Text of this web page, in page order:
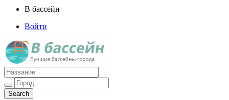
В бассейн
Войти
Лучшие бассейны города